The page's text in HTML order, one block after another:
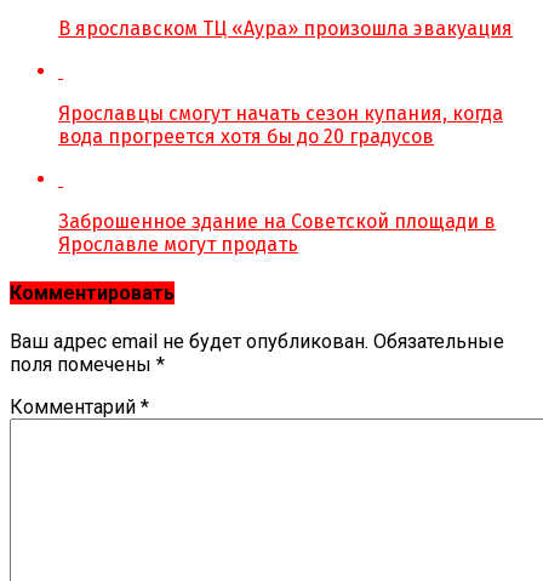
В ярославском ТЦ «Аура» произошла эвакуация
Ярославцы смогут начать сезон купания, когда
вода прогреется хотя бы до 20 градусов
Заброшенное здание на Советской площади в
Ярославле могут продать
Комментировать
Ваш адрес email не будет опубликован. Обязательные
поля помечены *
Комментарий *